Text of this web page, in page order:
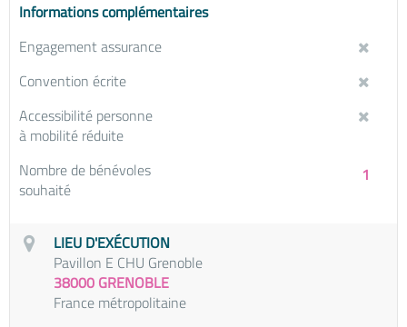
Informations complémentaires
Engagement assurance
Convention écrite
Accessibilité personne
à mobilité réduite
1
Nombre de bénévoles
souhaité
LIEU D'EXÉCUTION
Pavillon E CHU Grenoble
38000 GRENOBLE
France métropolitaine